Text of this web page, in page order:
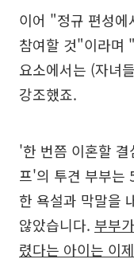
이어 "정규 편성에
참여할 것"이라며
요소에서는 (자녀
강조했죠.
'한 번쯤 이혼할
프'의 투견 부부는
한 욕설과 막말을
않았습니다. 부부
렸다는 아이는 이